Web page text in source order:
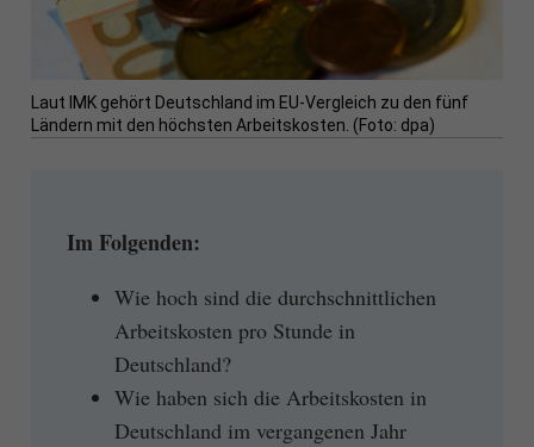
Laut IMK gehört Deutschland im EU-Vergleich zu den fünf
Ländern mit den höchsten Arbeitskosten. (Foto: dpa)
Im Folgenden:
Wie hoch sind die durchschnittlichen
Arbeitskosten pro Stunde in
Deutschland?
Wie haben sich die Arbeitskosten in
Deutschland im vergangenen Jahr